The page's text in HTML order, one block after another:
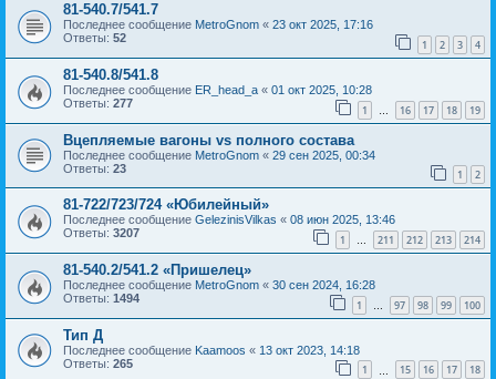
81-540.7/541.7
Последнее сообщение MetroGnom « 23 окт 2025, 17:16
Ответы: 52 1 2 3 4
81-540.8/541.8
Последнее сообщение ER_head_a « 01 окт 2025, 10:28
Ответы: 277 1 … 16 17 18 19
Вцепляемые вагоны vs полного состава
Последнее сообщение MetroGnom « 29 сен 2025, 00:34
Ответы: 23 1 2
81-722/723/724 «Юбилейный»
Последнее сообщение GelezinisVilkas « 08 июн 2025, 13:46
Ответы: 3207 1 … 211 212 213 214
81-540.2/541.2 «Пришелец»
Последнее сообщение MetroGnom « 30 сен 2024, 16:28
Ответы: 1494 1 … 97 98 99 100
Тип Д
Последнее сообщение Kaamoos « 13 окт 2023, 14:18
Ответы: 265 1 15 16 17 18